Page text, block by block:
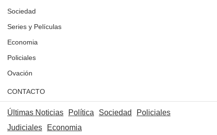
Sociedad
Series y Películas
Economia
Policiales
Ovación
CONTACTO
Últimas Noticias Política Sociedad
Policiales
Judiciales
Economia